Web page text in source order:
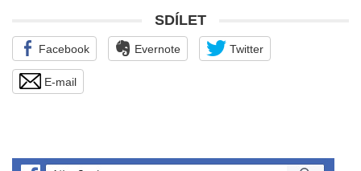
SDÍLET
Facebook Evernote Twitter
E-mail